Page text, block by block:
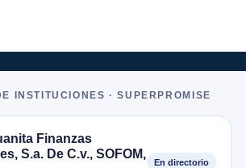
INSTITUCIONES · SUPERPROMISE
Finanzas
S.a. De C.v., SOFOM,
En directorio